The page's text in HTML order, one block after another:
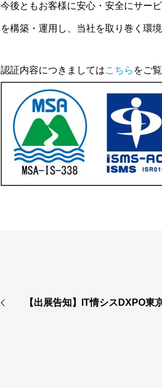
今後ともお客様に安心・安全にサー
を構築・運用し、当社を取り巻く環
認証内容につきましてはこちら をご
【出展告知】IT情シスDXPO東